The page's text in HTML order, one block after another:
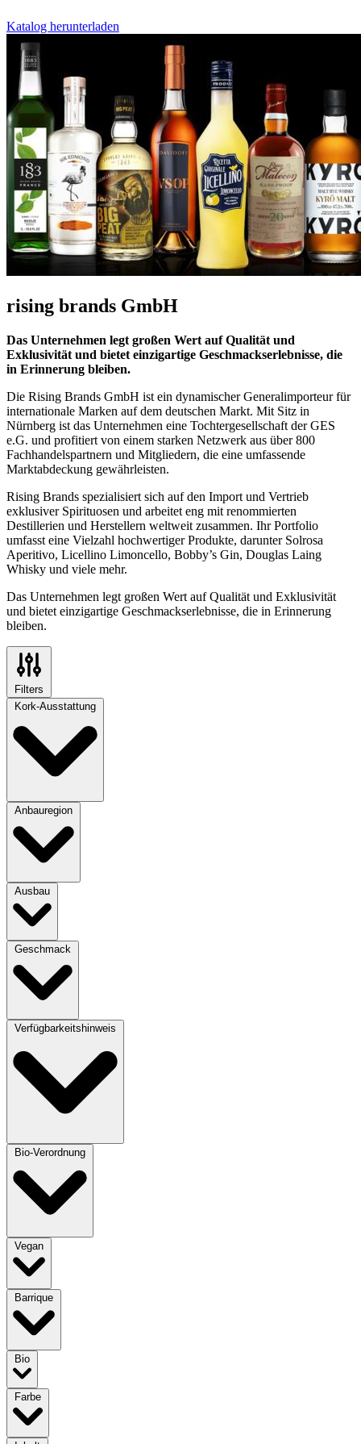
Katalog herunterladen
rising brands GmbH
Das Unternehmen legt großen Wert auf Qualität und
Exklusivität und bietet einzigartige Geschmackserlebnisse, die
in Erinnerung bleiben.
Die Rising Brands GmbH ist ein dynamischer Generalimporteur für
internationale Marken auf dem deutschen Markt. Mit Sitz in
Nürnberg ist das Unternehmen eine Tochtergesellschaft der GES
e.G. und profitiert von einem starken Netzwerk aus über 800
Fachhandelspartnern und Mitgliedern, die eine umfassende
Marktabdeckung gewährleisten.
Rising Brands spezialisiert sich auf den Import und Vertrieb
exklusiver Spirituosen und arbeitet eng mit renommierten
Destillerien und Herstellern weltweit zusammen. Ihr Portfolio
umfasst eine Vielzahl hochwertiger Produkte, darunter Solrosa
Aperitivo, Licellino Limoncello, Bobby’s Gin, Douglas Laing
Whisky und viele mehr.
Das Unternehmen legt großen Wert auf Qualität und Exklusivität
und bietet einzigartige Geschmackserlebnisse, die in Erinnerung
bleiben.
Filters
Kork-Ausstattung
Anbauregion
Ausbau
Geschmack
Verfügbarkeitshinweis
Bio-Verordnung
Vegan
Barrique
Bio
Farbe